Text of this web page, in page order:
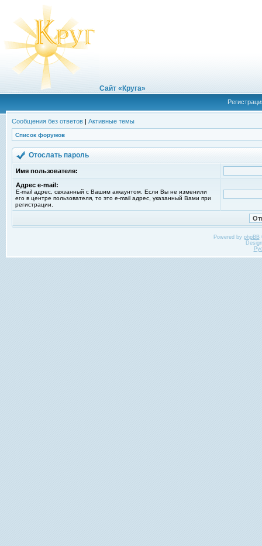
Сайт «Круга»
Сообщения без ответов | Активные темы
Список форумов
Отослать пароль
Имя пользователя:
Адрес e-mail:
E-mail адрес, связанный с Вашим аккаунтом. Если Вы не изменили
его в центре пользователя, то это e-mail адрес, указанный Вами при
регистрации.
Powered by phpBB